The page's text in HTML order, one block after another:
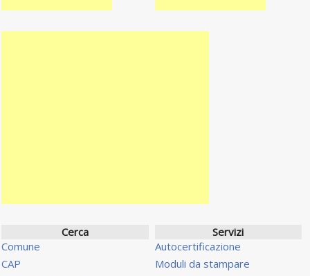
Cerca
Comune
CAP
Servizi
Autocertificazione
Moduli da stampare